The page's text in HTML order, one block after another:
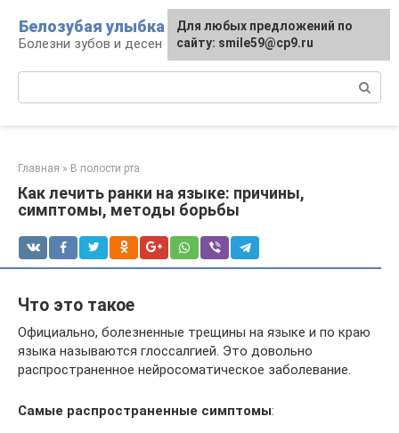
контенту
Белозубая улыбка
Болезни зубов и десен
Главная » В полости рта
Как лечить ранки на языке: причины,
симптомы, методы борьбы
Что это такое
Официально, болезненные трещины на языке и по краю
языка называются глоссалгией. Это довольно
распространенное нейросоматическое заболевание.
Самые распространенные симптомы:
Для любых предложений по
сайту: smile59@cp9.ru